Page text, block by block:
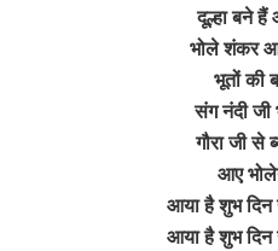
दूल्हा बने
भोले शंकर
भूतों की
संग नंदी जी
गौरा जी से
आए
आया है शुभ
आया है शुभ